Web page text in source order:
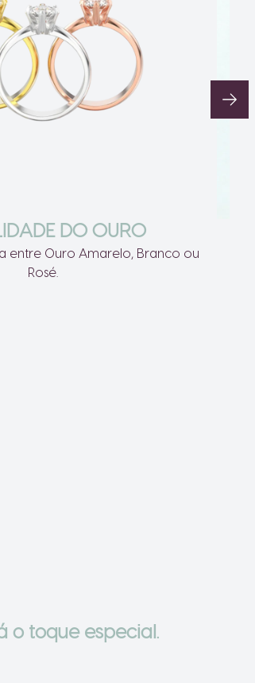
DO OURO
entre Ouro Amarelo, Branco ou
Rosé.
o toque especial.